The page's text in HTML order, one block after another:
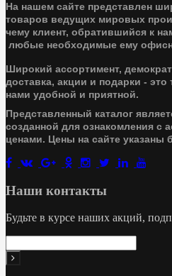
На нашем сайте представлен
товаров ведущих мировых
чему клиент, обратившийся к
любые необходимые ему
Широкий ассортимент,
доставка, акции и подарки - это
нами удобной и приятной.
Представленный каталог
созданной для ознакомления с
ценами. Цены на сайте указаны
Наши контакты
Будьте в курсе наших акций,